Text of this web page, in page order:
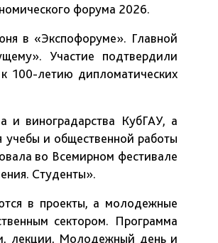
форума 2026.
в «Экспофоруме». Главной
Участие подтвердили
100-летию дипломатических
и виноградарства КубГАУ, а
учебы и общественной работы
во Всемирном фестивале
Студенты».
в проекты, а молодежные
сектором. Программа
лекции, Молодежный день и